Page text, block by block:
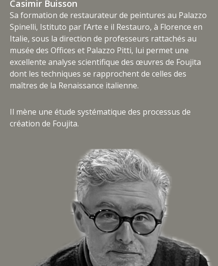
Casimir Buisson
Sa formation de restaurateur de peintures au Palazzo
Spinelli, Istituto par l’Arte e il Restauro, à Florence en
Italie, sous la direction de professeurs rattachés au
musée des Offices et Palazzo Pitti, lui permet une
excellente analyse scientifique des œuvres de Foujita
dont les techniques se rapprochent de celles des
maîtres de la Renaissance italienne.
Il mène une étude systématique des processus de
création de Foujita.